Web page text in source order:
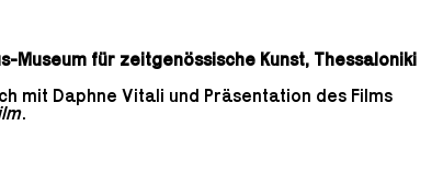
Museum für zeitgenössische Kunst, Thessaloniki
mit Daphne Vitali und Präsentation des Films
.